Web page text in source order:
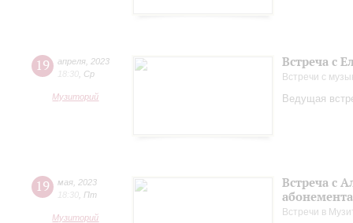
19 апреля 2023
18:30 Ср
Музиторий
Встреча с
Встречи с
Ведущая
19 мая 2023
18:30 Пт
Музиторий
Встреча с
Встречи в